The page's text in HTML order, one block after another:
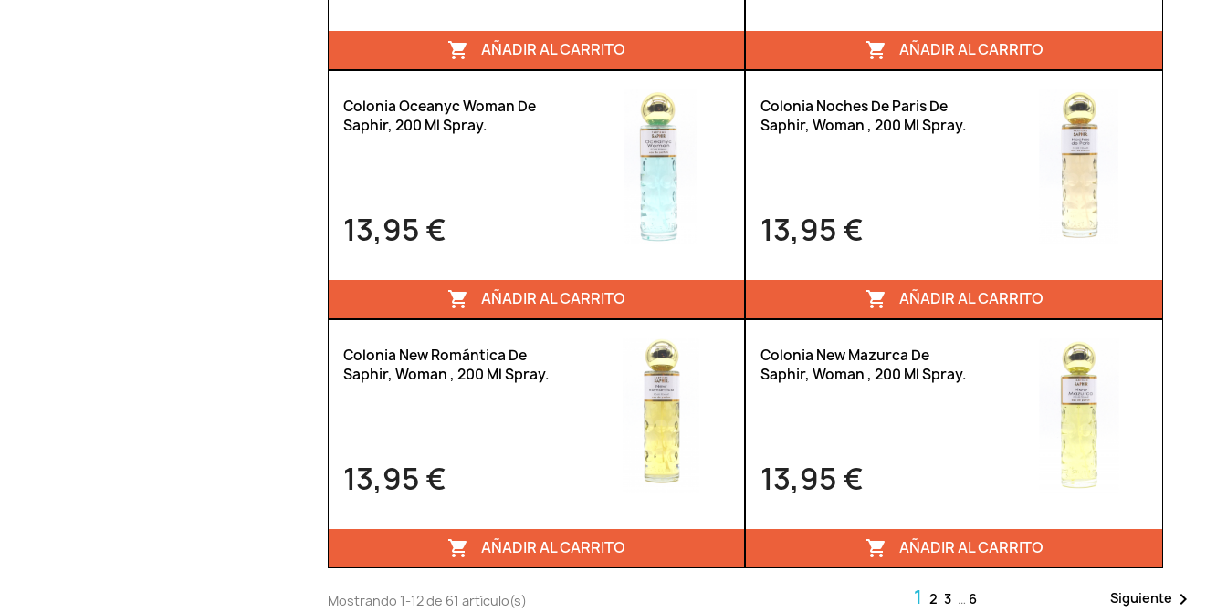
 AÑADIR AL CARRITO  AÑADIR AL CARRITO
Colonia Oceanyc Woman De
Saphir, 200 Ml Spray.
13,95 €
 AÑADIR AL CARRITO
Colonia Noches De Paris De
Saphir, Woman , 200 Ml Spray.
13,95 €
 AÑADIR AL CARRITO
Colonia New Romántica De
Saphir, Woman , 200 Ml Spray.
13,95 €
 AÑADIR AL CARRITO
Colonia New Mazurca De
Saphir, Woman , 200 Ml Spray.
13,95 €
 AÑADIR AL CARRITO
Mostrando 1-12 de 61 artículo(s) 123 … 6 Siguiente 